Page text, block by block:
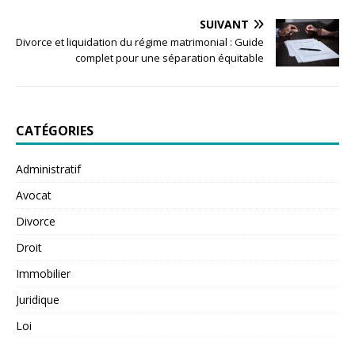
SUIVANT
Divorce et liquidation du régime matrimonial : Guide
complet pour une séparation équitable
CATÉGORIES
Administratif
Avocat
Divorce
Droit
Immobilier
Juridique
Loi